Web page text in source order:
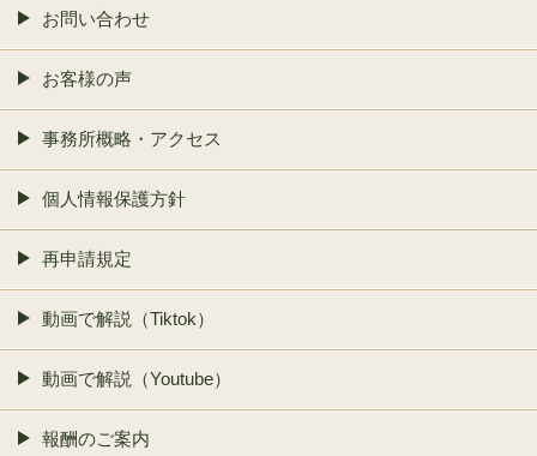
お問い合わせ
お客様の声
事務所概略・アクセス
個人情報保護方針
再申請規定
動画で解説（Tiktok）
動画で解説（Youtube）
報酬のご案内